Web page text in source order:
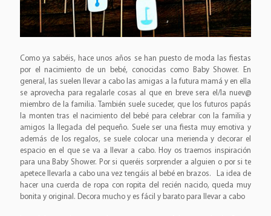
Como ya sabéis, hace unos años se han puesto de moda las fiestas
por el nacimiento de un bebé, conocidas como Baby Shower. En
general, las suelen llevar a cabo las amigas a la futura mamá y en ella
se aprovecha para regalarle cosas al que en breve sera el/la nuev@
miembro de la familia. También suele suceder, que los futuros papás
la monten tras el nacimiento del bebé para celebrar con la familia y
amigos la llegada del pequeño. Suele ser una fiesta muy emotiva y
además de los regalos, se suele colocar una merienda y decorar el
espacio en el que se va a llevar a cabo. Hoy os traemos inspiración
para una Baby Shower. Por si queréis sorprender a alguien o por si te
apetece llevarla a cabo una vez tengáis al bebé en brazos. La idea de
hacer una cuerda de ropa con ropita del recién nacido, queda muy
bonita y original. Decora mucho y es fácil y barato para llevar a cabo